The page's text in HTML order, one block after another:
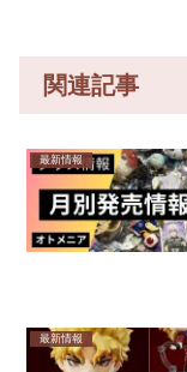
関連記事
最新情報
最新情報